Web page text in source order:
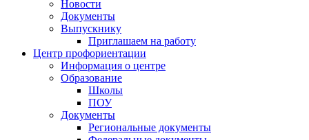
Новости
Документы
Выпускнику
Приглашаем на работу
Центр профориентации
Информация о центре
Образование
Школы
ПОУ
Документы
Региональные документы